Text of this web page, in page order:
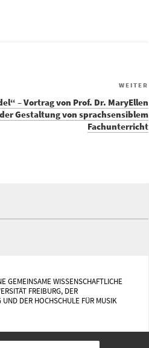
WEITER
– Vortrag von Prof. Dr. MaryEllen
Gestaltung von sprachsensiblem
Fachunterricht
GEMEINSAME WISSENSCHAFTLICHE
FREIBURG, DER
DER HOCHSCHULE FÜR MUSIK